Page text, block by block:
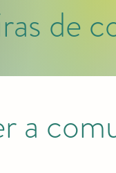
de
a